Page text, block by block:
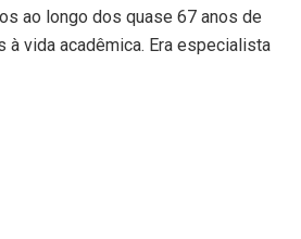
ao longo dos quase 67 anos de
à vida acadêmica. Era especialista